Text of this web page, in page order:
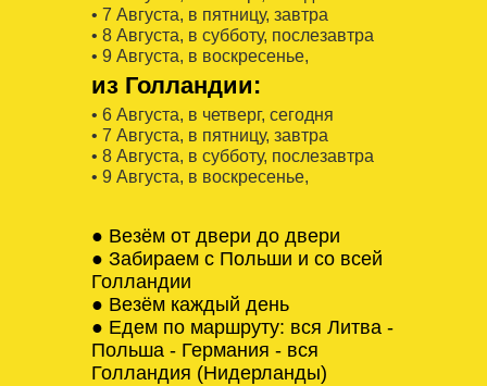
• 7 Августa, в пятницу, завтра
• 8 Августa, в субботу, послезавтра
• 9 Августa, в воскресенье,
из Голландии:
• 6 Августa, в четверг, сегодня
• 7 Августa, в пятницу, завтра
• 8 Августa, в субботу, послезавтра
• 9 Августa, в воскресенье,
● Везём от двери до двери
● Забираем с Польши и со всей
Голландии
● Везём каждый день
● Едем по маршруту: вся Литва -
Польша - Германия - вся
Голландия (Нидерланды)